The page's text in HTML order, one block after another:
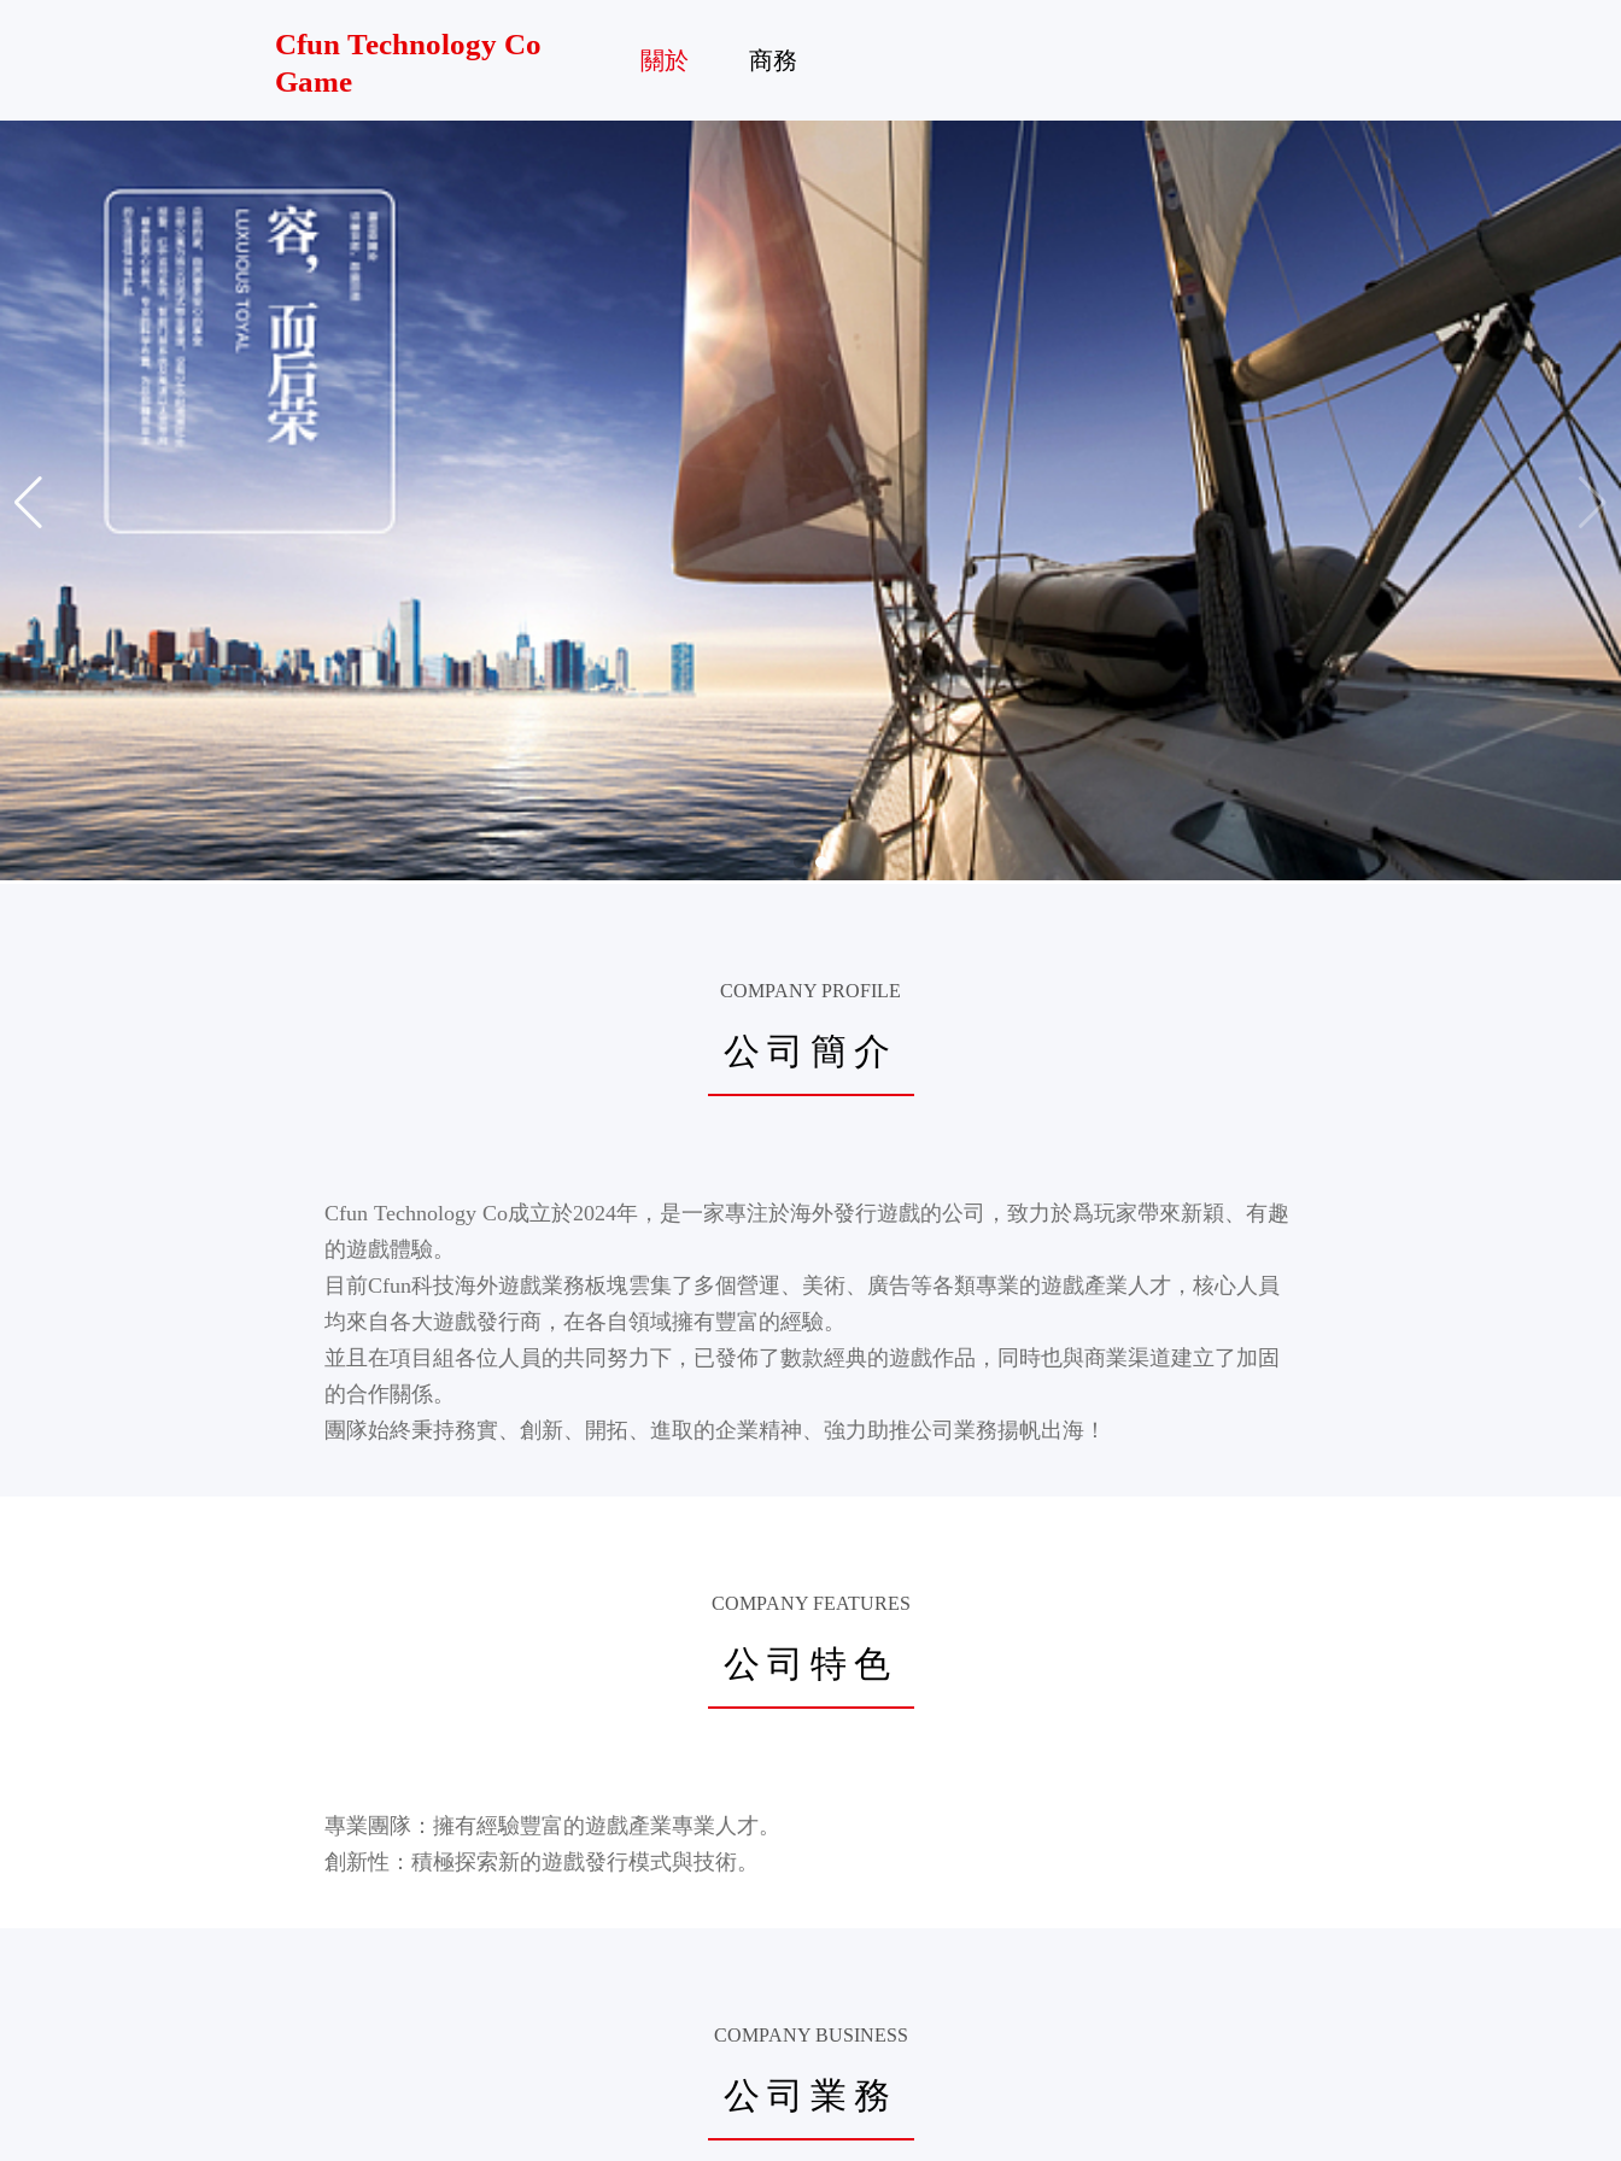
Cfun Technology Co
Game
關於 商務
COMPANY PROFILE
公司簡介
Cfun Technology Co成立於2024年，是一家專注於海外發行遊戲的公司，致力於爲玩家帶來新穎、有趣
的遊戲體驗。
目前Cfun科技海外遊戲業務板塊雲集了多個營運、美術、廣告等各類專業的遊戲產業人才，核心人員
均來自各大遊戲發行商，在各自領域擁有豐富的經驗。
並且在項目組各位人員的共同努力下，已發佈了數款經典的遊戲作品，同時也與商業渠道建立了加固
的合作關係。
團隊始終秉持務實、創新、開拓、進取的企業精神、強力助推公司業務揚帆出海！
COMPANY FEATURES
公司特色
專業團隊：擁有經驗豐富的遊戲產業專業人才。
創新性：積極探索新的遊戲發行模式與技術。
COMPANY BUSINESS
公司業務